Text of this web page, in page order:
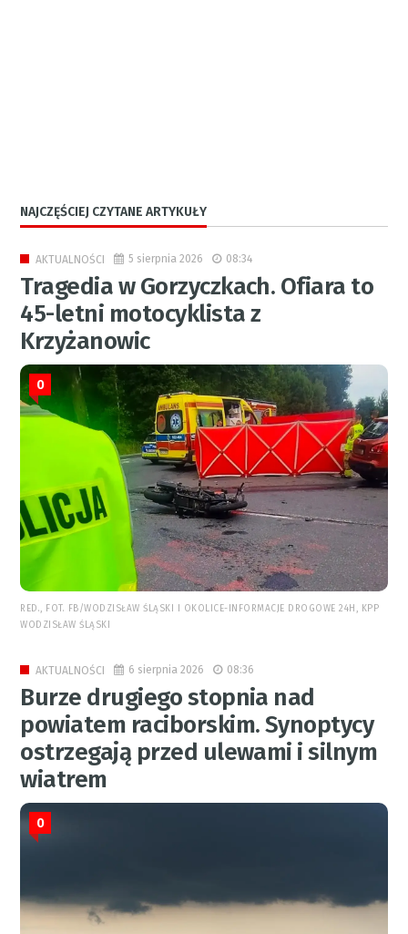
NAJCZĘŚCIEJ CZYTANE ARTYKUŁY
AKTUALNOŚCI 5 sierpnia 2026 08:34
Tragedia w Gorzyczkach. Ofiara to
45-letni motocyklista z
Krzyżanowic
0
RED., FOT. FB/WODZISŁAW ŚLĄSKI I OKOLICE-INFORMACJE DROGOWE 24H, KPP
WODZISŁAW ŚLĄSKI
AKTUALNOŚCI 6 sierpnia 2026 08:36
Burze drugiego stopnia nad
powiatem raciborskim. Synoptycy
ostrzegają przed ulewami i silnym
wiatrem
0